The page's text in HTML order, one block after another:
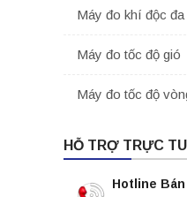
Máy đo khí độc đa
Máy đo tốc độ gió
Máy đo tốc độ
HỖ TRỢ TRỰC
Hotline Bán